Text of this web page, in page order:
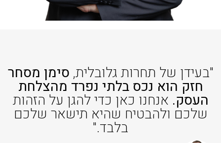
"בעידן של תחרות גלובלית, סימן מסחר
חזק הוא נכס בלתי נפרד מהצלחת
העסק. אנחנו כאן כדי להגן על הזהות
שלכם ולהבטיח שהיא תישאר שלכם
בלבד."